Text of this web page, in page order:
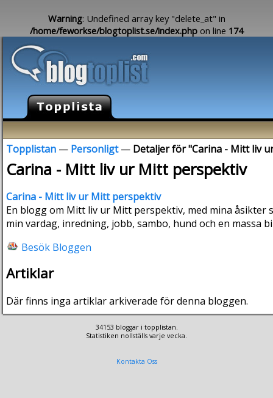
Warning: Undefined array key "delete_at" in
/home/feworkse/blogtoplist.se/index.php on line 174
Topplistan — Personligt— Detaljer för "Carina - Mitt liv
Carina - Mitt liv ur Mitt perspektiv
Carina - Mitt liv ur Mitt perspektiv
En blogg om Mitt liv ur Mitt perspektiv, med mina åsikter
min vardag, inredning, jobb, sambo, hund och en massa
Besök Bloggen
Artiklar
Där finns inga artiklar arkiverade för denna bloggen.
34153 bloggar i topplistan.
Statistiken nollställs varje vecka.
Kontakta Oss